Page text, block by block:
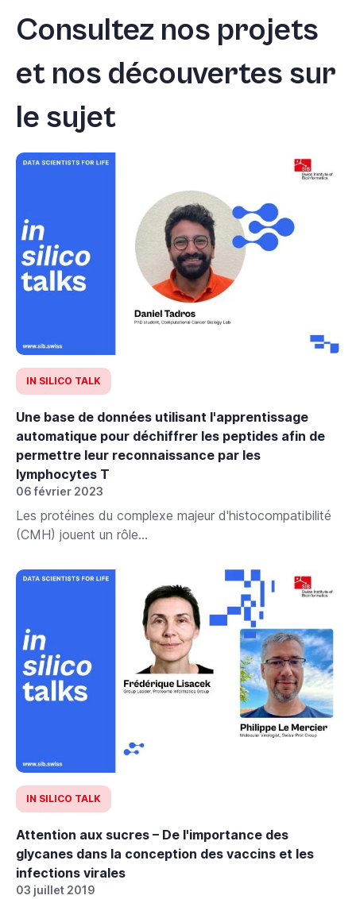
Consultez nos projets
et nos découvertes sur
le sujet
IN SILICO TALK
Une base de données utilisant l'apprentissage
automatique pour déchiffrer les peptides afin de
permettre leur reconnaissance par les
lymphocytes T
06 février 2023
Les protéines du complexe majeur d'histocompatibilité
(CMH) jouent un rôle...
IN SILICO TALK
Attention aux sucres – De l'importance des
glycanes dans la conception des vaccins et les
infections virales
03 juillet 2019